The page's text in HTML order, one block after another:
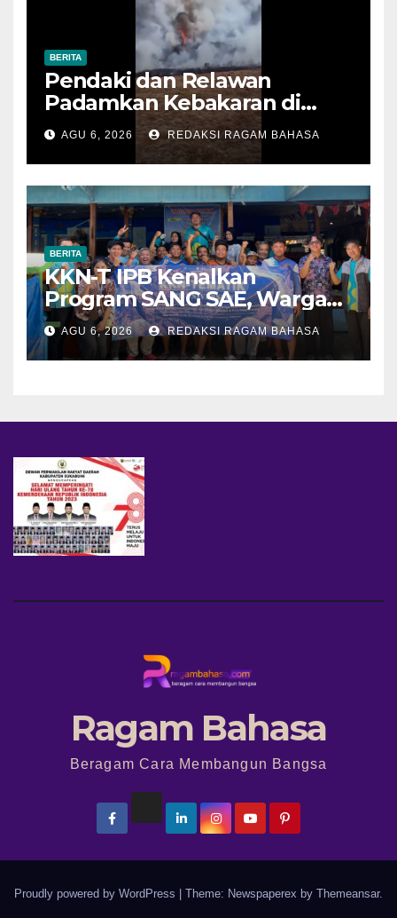
BERITA
Pendaki dan Relawan
Padamkan Kebakaran di
Alun-alun Suryakencana
Sebelum Meluas
AGU 6, 2026 REDAKSI RAGAM BAHASA
BERITA
KKN-T IPB Kenalkan
Program SANG SAE, Warga
Desa Sangrawayang Diajak
Ubah Sampah Jadi Bernilai
Ekonomi
AGU 6, 2026 REDAKSI RAGAM BAHASA
Ragam Bahasa
Beragam Cara Membangun Bangsa
Proudly powered by WordPress Theme: Newspaperex by Themeansar.